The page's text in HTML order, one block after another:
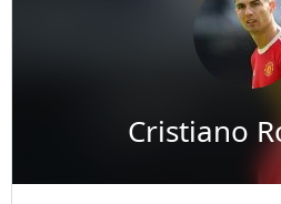
Cristiano